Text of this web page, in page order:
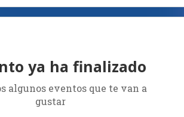
ya ha finalizado
algunos eventos que te van a
gustar